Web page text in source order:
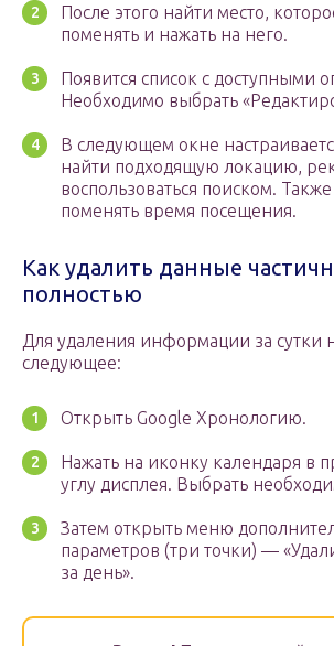
После этого найти место,
поменять и нажать на него.
Появится список с доступными
Необходимо выбрать
В следующем окне
найти подходящую локацию,
воспользоваться поиском.
поменять время посещения.
Как удалить данные
полностью
Для удаления информации за сутки
следующее:
Открыть Google Хронологию.
Нажать на иконку календаря в
углу дисплея. Выбрать
Затем открыть меню
параметров (три точки) —
за день».